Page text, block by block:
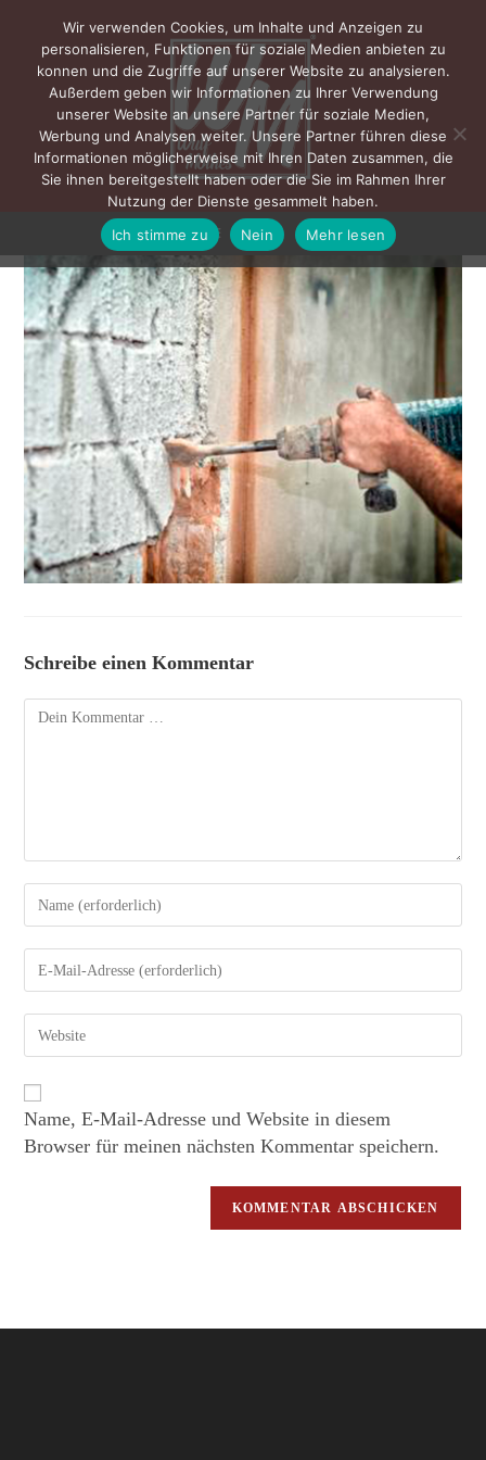
MENÜ
Schreibe einen Kommentar
Name, E-Mail-Adresse und Website in diesem
Browser für meinen nächsten Kommentar speichern.
Wir verwenden Cookies, um Inhalte und Anzeigen zu
personalisieren, Funktionen für soziale Medien anbieten zu
konnen und die Zugriffe auf unserer Website zu analysieren.
Außerdem geben wir Informationen zu Ihrer Verwendung
unserer Website an unsere Partner für soziale Medien,
Werbung und Analysen weiter. Unsere Partner führen diese
Informationen möglicherweise mit Ihren Daten zusammen, die
Sie ihnen bereitgestellt haben oder die Sie im Rahmen Ihrer
Nutzung der Dienste gesammelt haben.
Ich stimme zu
Nein Mehr lesen